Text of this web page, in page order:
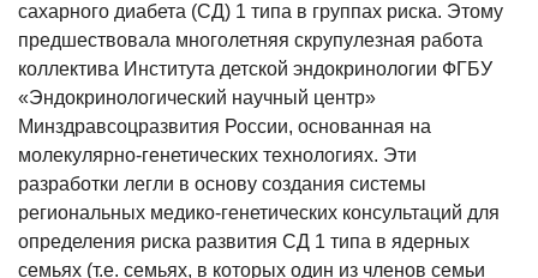
сахарного диабета (СД) 1 типа в группах риска. Этому
предшествовала многолетняя скрупулезная работа
коллектива Института детской эндокринологии ФГБУ
«Эндокринологический научный центр»
Минздравсоцразвития России, основанная на
молекулярно-генетических технологиях. Эти
разработки легли в основу создания системы
региональных медико-генетических консультаций для
определения риска развития СД 1 типа в ядерных
семьях (т.е. семьях, в которых один из членов семьи